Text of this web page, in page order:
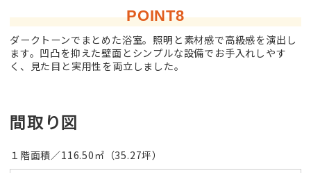
POINT8
ダークトーンでまとめた浴室。照明と素材感で高級感を演出し
ます。凹凸を抑えた壁面とシンプルな設備でお手入れしやす
く、見た目と実用性を両立しました。
間取り図
１階面積／116.50㎡（35.27坪）